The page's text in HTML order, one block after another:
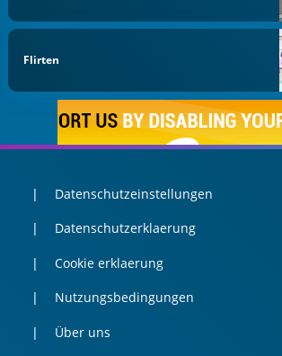
Flirten
Datenschutzeinstellungen
Datenschutzerklaerung
Cookie erklaerung
Nutzungsbedingungen
Über uns